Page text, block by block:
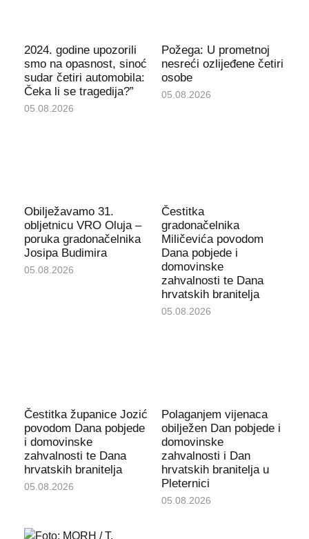
2024. godine upozorili
smo na opasnost, sinoć
sudar četiri automobila:
Čeka li se tragedija?”
05.08.2026
Požega: U prometnoj
nesreći ozlijeđene četiri
osobe
05.08.2026
Obilježavamo 31.
obljetnicu VRO Oluja –
poruka gradonačelnika
Josipa Budimira
05.08.2026
Čestitka
gradonačelnika
Miličevića povodom
Dana pobjede i
domovinske
zahvalnosti te Dana
hrvatskih branitelja
05.08.2026
Čestitka županice Jozić
povodom Dana pobjede
i domovinske
zahvalnosti te Dana
hrvatskih branitelja
05.08.2026
Polaganjem vijenaca
obilježen Dan pobjede i
domovinske
zahvalnosti i Dan
hrvatskih branitelja u
Pleternici
05.08.2026